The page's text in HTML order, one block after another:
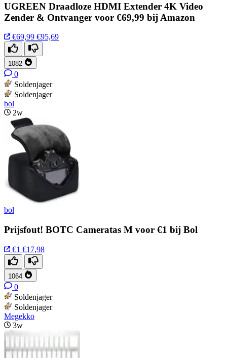
UGREEN Draadloze HDMI Extender 4K Video
Zender & Ontvanger voor €69,99 bij Amazon
€69,99 €95,69
1082
0
Soldenjager
Soldenjager
bol
2w
bol
Prijsfout! BOTC Cameratas M voor €1 bij Bol
€1 €17,98
1064
0
Soldenjager
Soldenjager
Megekko
3w